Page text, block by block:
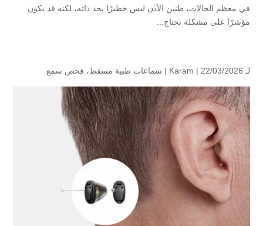
في معظم الحالات، طنين الأذن ليس خطيرًا بحد ذاته، لكنه قد يكون
مؤشرًا على مشكلة تحتاج...
لـ Karam | 22/03/2026 | سماعات طبية مسقط، فحص سمع